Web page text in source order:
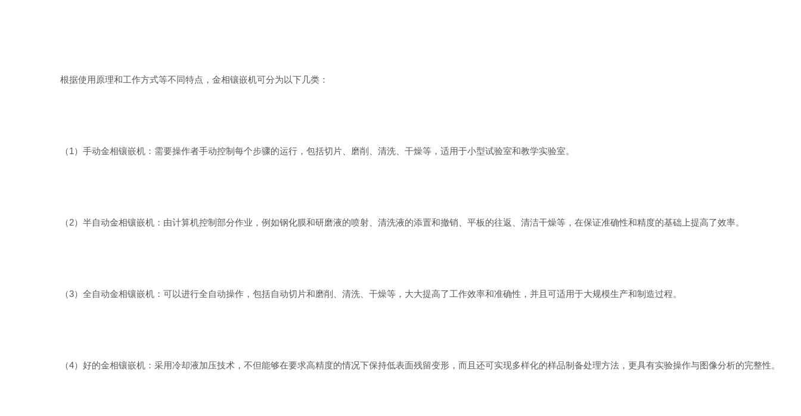
根据使用原理和工作方式等不同特点，金相镶嵌机可分为以下几类：
（1）手动金相镶嵌机：需要操作者手动控制每个步骤的运行，包括切片、磨削、清洗、干燥等，适用于小型试验室和教学实验室。
（2）半自动金相镶嵌机：由计算机控制部分作业，例如钢化膜和研磨液的喷射、清洗液的添置和撤销、平板的往返、清洁干燥等，在保证准确性和精度的基础上提高了效率。
（3）全自动金相镶嵌机：可以进行全自动操作，包括自动切片和磨削、清洗、干燥等，大大提高了工作效率和准确性，并且可适用于大规模生产和制造过程。
（4）好的金相镶嵌机：采用冷却液加压技术，不但能够在要求高精度的情况下保持低表面残留变形，而且还可实现多样化的样品制备处理方法，更具有实验操作与图像分析的完整性。